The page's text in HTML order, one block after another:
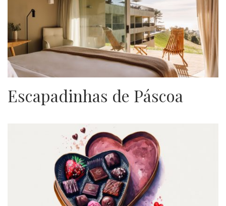
Escapadinhas de Páscoa